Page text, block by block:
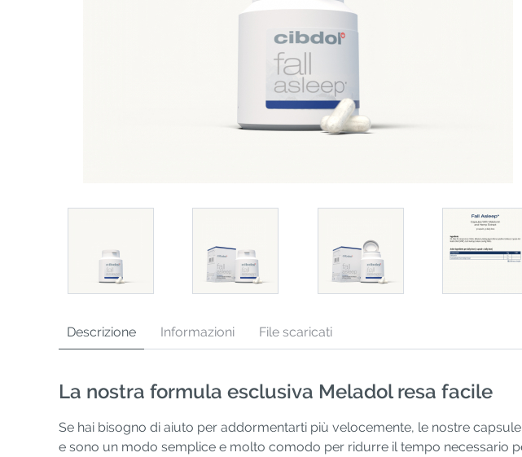
Descrizione Informazioni File scaricati
La nostra formula esclusiva Meladol resa facile
Se hai bisogno di aiuto per addormentarti più velocemente, le nostre
e sono un modo semplice e molto comodo per ridurre il tempo necessario